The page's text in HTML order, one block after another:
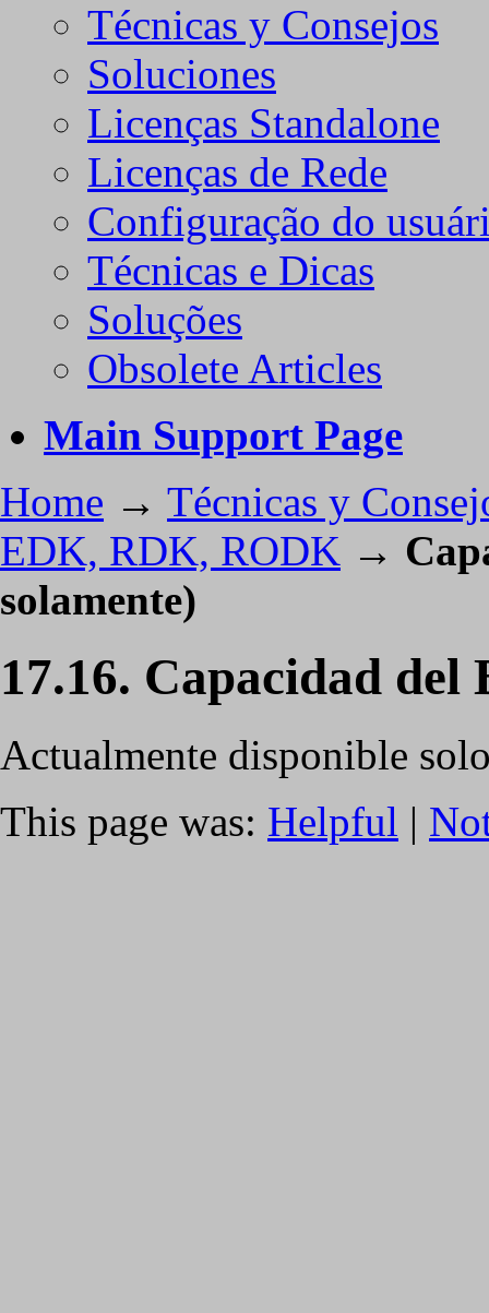
Técnicas y Consejos
Soluciones
Licenças Standalone
Licenças de Rede
Configuração do
Técnicas e Dicas
Soluções
Obsolete Articles
Main Support Page
Home → Técnicas y
EDK, RDK, RODK →
solamente)
17.16. Capacidad del
Actualmente disponible
This page was: Helpful |